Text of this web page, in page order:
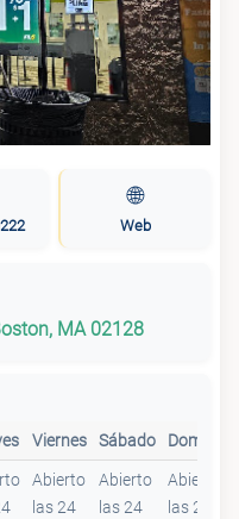
🌐
Web
MA 02128
Viernes Sábado Domingo
Abierto
las 24
Abierto
las 24
Abierto
las 24